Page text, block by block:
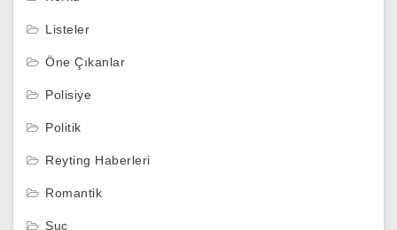
Listeler
Öne Çıkanlar
Polisiye
Politik
Reyting Haberleri
Romantik
Suç